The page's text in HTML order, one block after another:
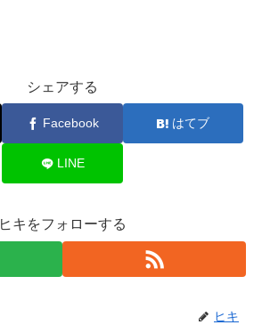
シェアする
Facebook はてブ
LINE
ヒキをフォローする
ヒキ